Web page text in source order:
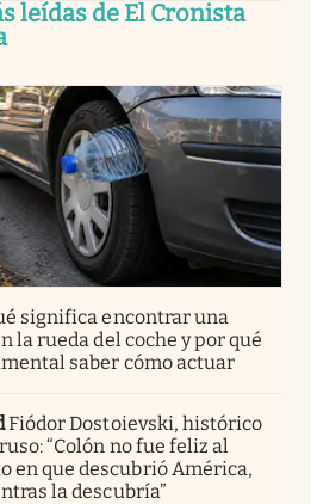
leídas de El Cronista
significa encontrar una
la rueda del coche y por qué
saber cómo actuar
Fiódor Dostoievski, histórico
“Colón no fue feliz al
en que descubrió América,
la descubría”